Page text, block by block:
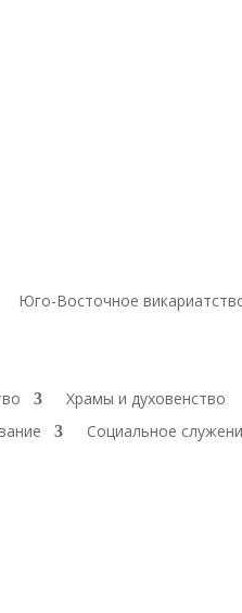
Юго-Восточное
Храмы и духовенство
Социальное